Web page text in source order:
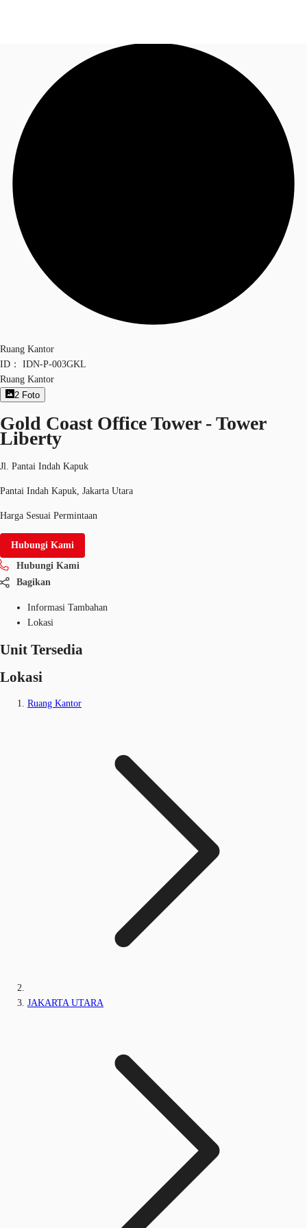
Ruang Kantor
Ruang Kerja Fleksibel
+62 21 29223888
Ruang Kantor
ID：
IDN-P-003GKL
Ruang Kantor
2 Foto
Gold Coast Office Tower - Tower
Liberty
Jl. Pantai Indah Kapuk
Pantai Indah Kapuk, Jakarta Utara
Harga Sesuai Permintaan
Hubungi Kami
Hubungi Kami
Bagikan
Informasi Tambahan
Lokasi
Unit Tersedia
Lokasi
Ruang Kantor
JAKARTA UTARA